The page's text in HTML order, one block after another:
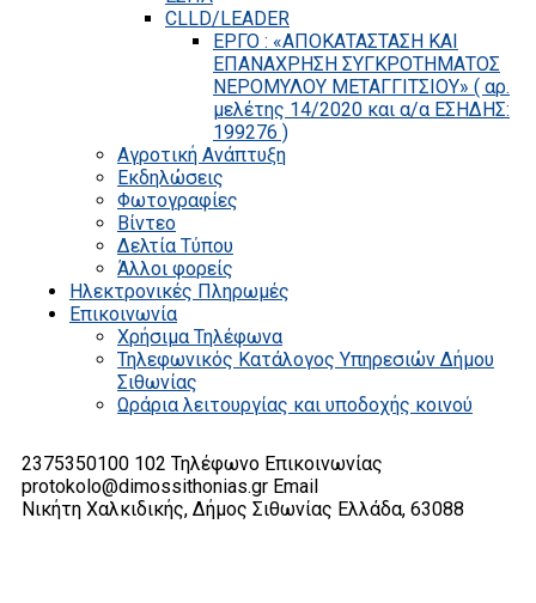
CLLD/LEADER
ΕΡΓΟ : «ΑΠΟΚΑΤΑΣΤΑΣΗ ΚΑΙ
ΕΠΑΝΑΧΡΗΣΗ ΣΥΓΚΡΟΤΗΜΑΤΟΣ
ΝΕΡΟΜΥΛΟΥ ΜΕΤΑΓΓΙΤΣΙΟΥ» ( αρ.
μελέτης 14/2020 και α/α ΕΣΗΔΗΣ:
199276 )
Αγροτική Ανάπτυξη
Εκδηλώσεις
Φωτογραφίες
Βίντεο
Δελτία Τύπου
Άλλοι φορείς
Ηλεκτρονικές Πληρωμές
Επικοινωνία
Χρήσιμα Τηλέφωνα
Τηλεφωνικός Κατάλογος Υπηρεσιών Δήμου
Σιθωνίας
Ωράρια λειτουργίας και υποδοχής κοινού
2375350100 102 Τηλέφωνο Επικοινωνίας
protokolo@dimossithonias.gr Email
Νικήτη Χαλκιδικής, Δήμος Σιθωνίας Ελλάδα, 63088